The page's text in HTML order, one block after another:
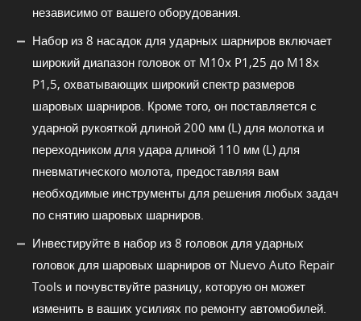
независимо от вашего оборудования.
Набор из 8 насадок для ударных шарниров включает
широкий диапазон головок от M10x P1,25 до M18x
P1,5, охватывающих широкий спектр размеров
шаровых шарниров. Кроме того, он поставляется с
ударной рукояткой длиной 200 мм (L) для молотка и
переходником для удара длиной 110 мм (L) для
пневматического молота, предоставляя вам
необходимые инструменты для решения любых задач
по снятию шаровых шарниров.
Инвестируйте в набор из 8 головок для ударных
головок для шаровых шарниров от Nuevo Auto Repair
Tools и почувствуйте разницу, которую он может
изменить в ваших усилиях по ремонту автомобилей.